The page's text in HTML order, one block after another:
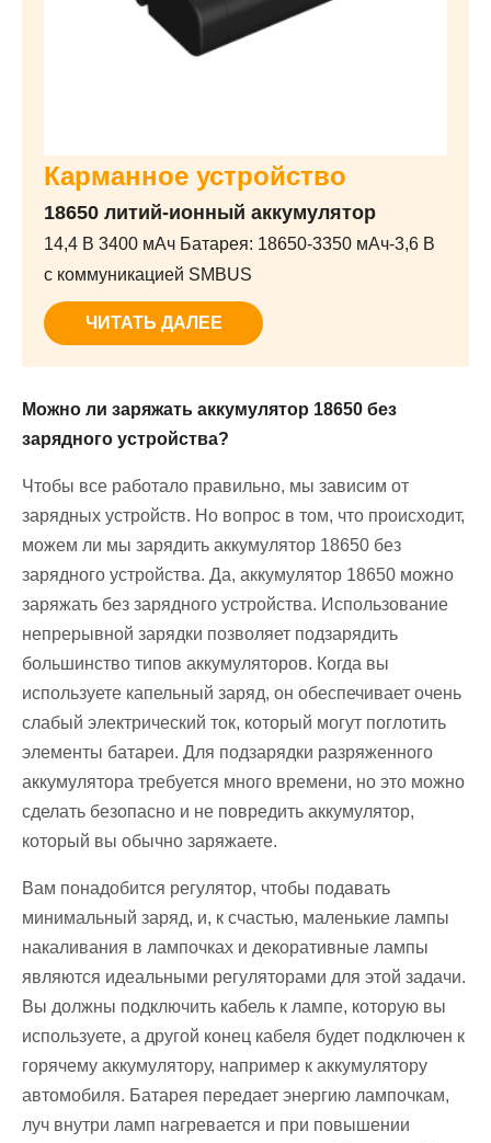
Карманное устройство
18650 литий-ионный аккумулятор
14,4 В 3400 мАч Батарея: 18650-3350 мАч-3,6 В
с коммуникацией SMBUS
ЧИТАТЬ ДАЛЕЕ
Можно ли заряжать аккумулятор 18650 без
зарядного устройства?
Чтобы все работало правильно, мы зависим от
зарядных устройств. Но вопрос в том, что происходит,
можем ли мы зарядить аккумулятор 18650 без
зарядного устройства. Да, аккумулятор 18650 можно
заряжать без зарядного устройства. Использование
непрерывной зарядки позволяет подзарядить
большинство типов аккумуляторов. Когда вы
используете капельный заряд, он обеспечивает очень
слабый электрический ток, который могут поглотить
элементы батареи. Для подзарядки разряженного
аккумулятора требуется много времени, но это можно
сделать безопасно и не повредить аккумулятор,
который вы обычно заряжаете.
Вам понадобится регулятор, чтобы подавать
минимальный заряд, и, к счастью, маленькие лампы
накаливания в лампочках и декоративные лампы
являются идеальными регуляторами для этой задачи.
Вы должны подключить кабель к лампе, которую вы
используете, а другой конец кабеля будет подключен к
горячему аккумулятору, например к аккумулятору
автомобиля. Батарея передает энергию лампочкам,
луч внутри ламп нагревается и при повышении